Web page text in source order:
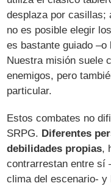
desplaza por casillas;
no es posible elegir
es bastante guiado
Nuestra misión suele
enemigos, pero
particular.
Estos combates no
SRPG. Diferentes
debilidades propias,
contrarrestan entre sí
clima del escenario-